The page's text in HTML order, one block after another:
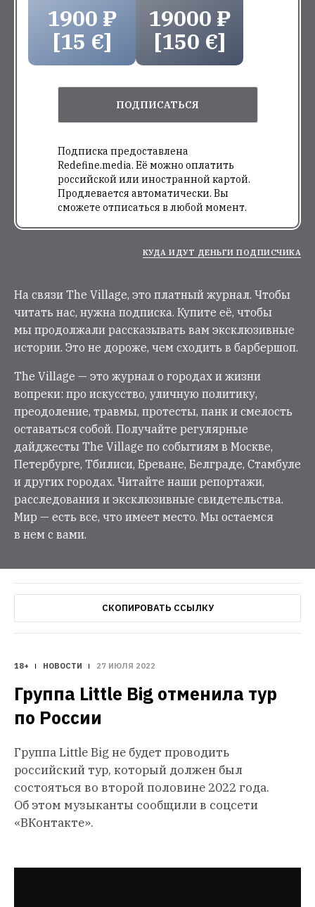
1900 ₽
[15 €]
19000 ₽
[150 €]
ПОДПИСАТЬСЯ
Подписка предоставлена
Redefine.media. Её можно оплатить
российской или иностранной картой.
Продлевается автоматически. Вы
сможете отписаться в любой момент.
КУДА ИДУТ ДЕНЬГИ ПОДПИСЧИКА
На связи The Village, это платный журнал. Чтобы
читать нас, нужна подписка. Купите её, чтобы
мы продолжали рассказывать вам эксклюзивные
истории. Это не дороже, чем сходить в барбершоп.
The Village — это журнал о городах и жизни
вопреки: про искусство, уличную политику,
преодоление, травмы, протесты, панк и смелость
оставаться собой. Получайте регулярные
дайджесты The Village по событиям в Москве,
Петербурге, Тбилиси, Ереване, Белграде, Стамбуле
и других городах. Читайте наши репортажи,
расследования и эксклюзивные свидетельства.
Мир — есть все, что имеет место. Мы остаемся
в нем с вами.
СКОПИРОВАТЬ ССЫЛКУ
18+ НОВОСТИ 27 ИЮЛЯ 2022
Группа Little Big отменила тур
по России
Группа Little Big не будет проводить
российский тур, который должен был
состояться во второй половине 2022 года.
Об этом музыканты сообщили в соцсети
«ВКонтакте».